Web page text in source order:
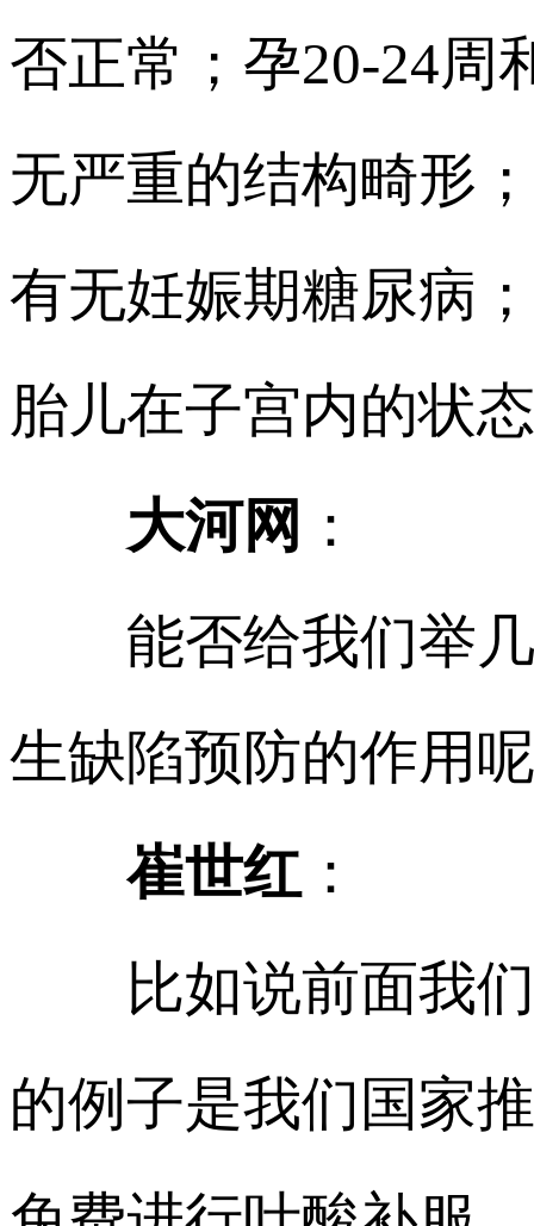
否正常；孕20-24周
无严重的结构畸形
有无妊娠期糖尿病
胎儿在子宫内的状
大河网 ：
能否给我们举几
生缺陷预防的作用
崔世红 ：
比如说前面我们
的例子是我们国家